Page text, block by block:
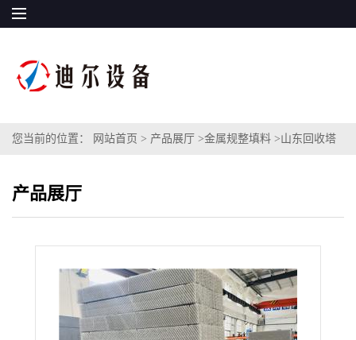
您当前的位置： 网站首页 > 产品展厅 >金属规整填料 >山东回收塔
等一批精馏项目填料
产品展厅